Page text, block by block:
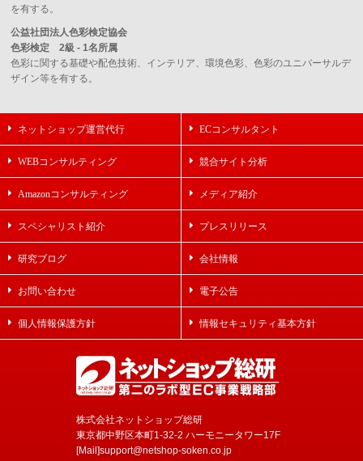
を有する。
公益社団法人色彩検定協会
色彩検定 2級 - 1名所属
色彩に関する基礎や配色技術、インテリア、環境色彩、色彩のユニバーサルデ
ザイン等を有する。
ネットショップ運営代行 ECコンサルタント
WEBコンサルティング 競合サイト分析
Amazonコンサルティング メディア紹介
スペシャリスト紹介 プレスリリース
研究ブログ 会社情報
お問い合わせ 電子公告
個人情報保護方針 情報セキュリティ基本方針
株式会社ネットショップ総研
東京都中野区本町1-32-2 ハーモニータワー17F
[Mail]support@netshop-soken.co.jp